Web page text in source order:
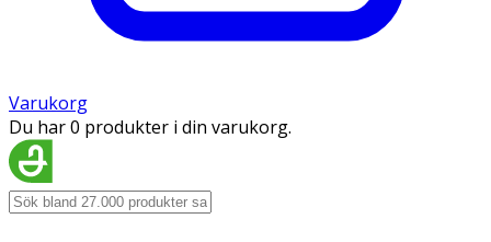
Varukorg
Du har 0 produkter i din varukorg.